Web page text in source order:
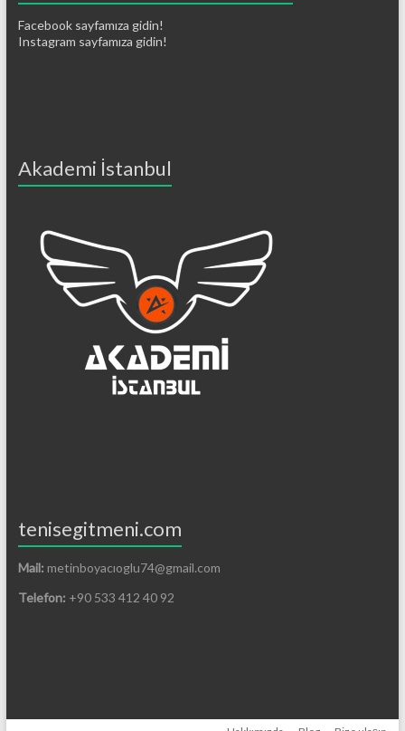
Facebook sayfamıza gidin!
Instagram sayfamıza gidin!
Akademi İstanbul
tenisegitmeni.com
Mail: metinboyacıoglu74@gmail.com
Telefon: +90 533 412 40 92